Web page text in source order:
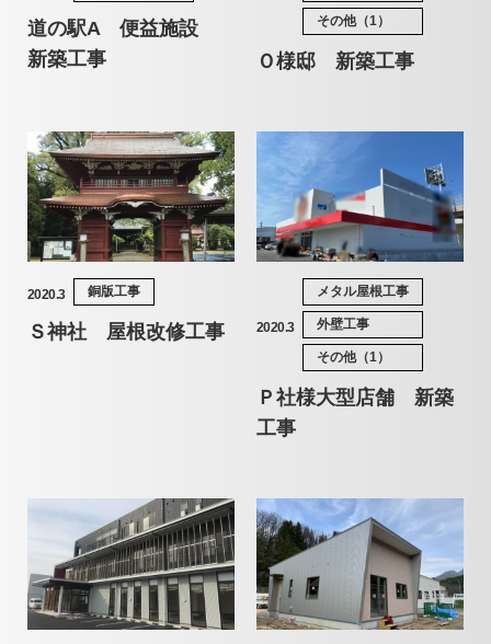
道の駅A 便益施設
新築工事
その他（1）
Ｏ様邸 新築工事
2020.3 銅版工事
Ｓ神社 屋根改修工事 2020.3
メタル屋根工事
外壁工事
その他（1）
Ｐ社様大型店舗 新築
工事